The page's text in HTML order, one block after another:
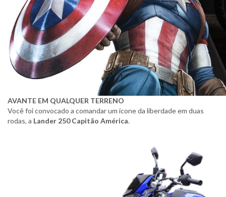
AVANTE EM QUALQUER TERRENO
Você foi convocado a comandar um ícone da liberdade em duas
rodas, a Lander 250 Capitão América.